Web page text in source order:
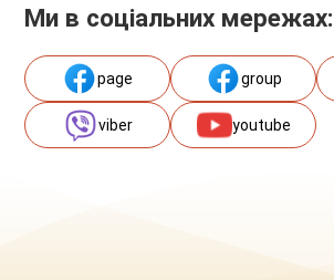
Ми в соціальних мережах:
page group
viber youtube